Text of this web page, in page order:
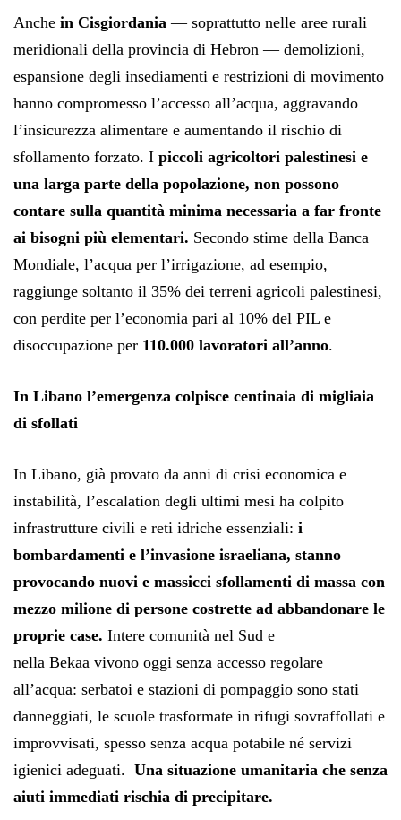
Anche in Cisgiordania— soprattutto nelle aree rurali
meridionali della provincia di Hebron — demolizioni,
espansione degli insediamenti e restrizioni di movimento
hanno compromesso l’accesso all’acqua, aggravando
l’insicurezza alimentare e aumentando il rischio di
sfollamento forzato. I piccoli agricoltori palestinesi e
una larga parte della popolazione, non possono
contare sulla quantità minima necessaria a far fronte
ai bisogni più elementari. Secondo stime della Banca
Mondiale, l’acqua per l’irrigazione, ad esempio,
raggiunge soltanto il 35% dei terreni agricoli palestinesi,
con perdite per l’economia pari al 10% del PIL e
disoccupazione per 110.000 lavoratori all’anno.
In Libano l’emergenza colpisce centinaia di migliaia
di sfollati
In Libano, già provato da anni di crisi economica e
instabilità, l’escalation degli ultimi mesi ha colpito
infrastrutture civili e reti idriche essenziali: i
bombardamenti e l’invasione israeliana, stanno
provocando nuovi e massicci sfollamenti di massa con
mezzo milione di persone costrette ad abbandonare le
proprie case. Intere comunità nel Sud e
nella Bekaa vivono oggi senza accesso regolare
all’acqua: serbatoi e stazioni di pompaggio sono stati
danneggiati, le scuole trasformate in rifugi sovraffollati e
improvvisati, spesso senza acqua potabile né servizi
igienici adeguati. Una situazione umanitaria che senza
aiuti immediati rischia di precipitare.